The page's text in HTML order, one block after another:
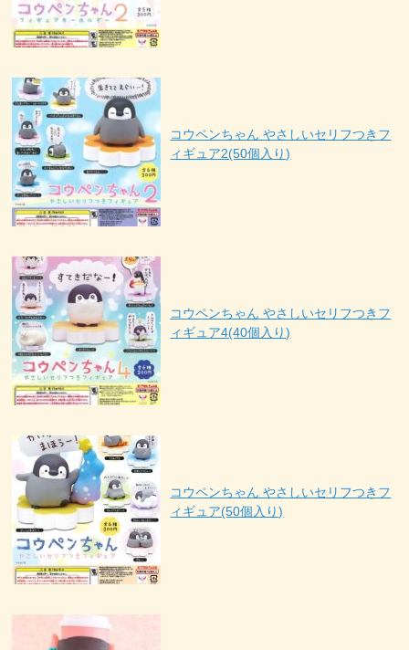
コウペンちゃん やさしいセリフつきフ
ィギュア2(50個入り)
コウペンちゃん やさしいセリフつきフ
ィギュア4(40個入り)
コウペンちゃん やさしいセリフつきフ
ィギュア(50個入り)